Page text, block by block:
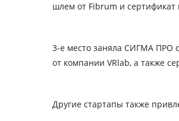
шлем от Fibrum и сертификат
3-е место заняла СИГМА ПРО
от компании VRlab, а также
Другие стартапы также